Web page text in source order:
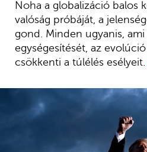
Noha a globalizáció balos
valóság próbáját, a
gond. Minden ugyanis,
egységesítését, az
csökkenti a túlélés esélyeit.